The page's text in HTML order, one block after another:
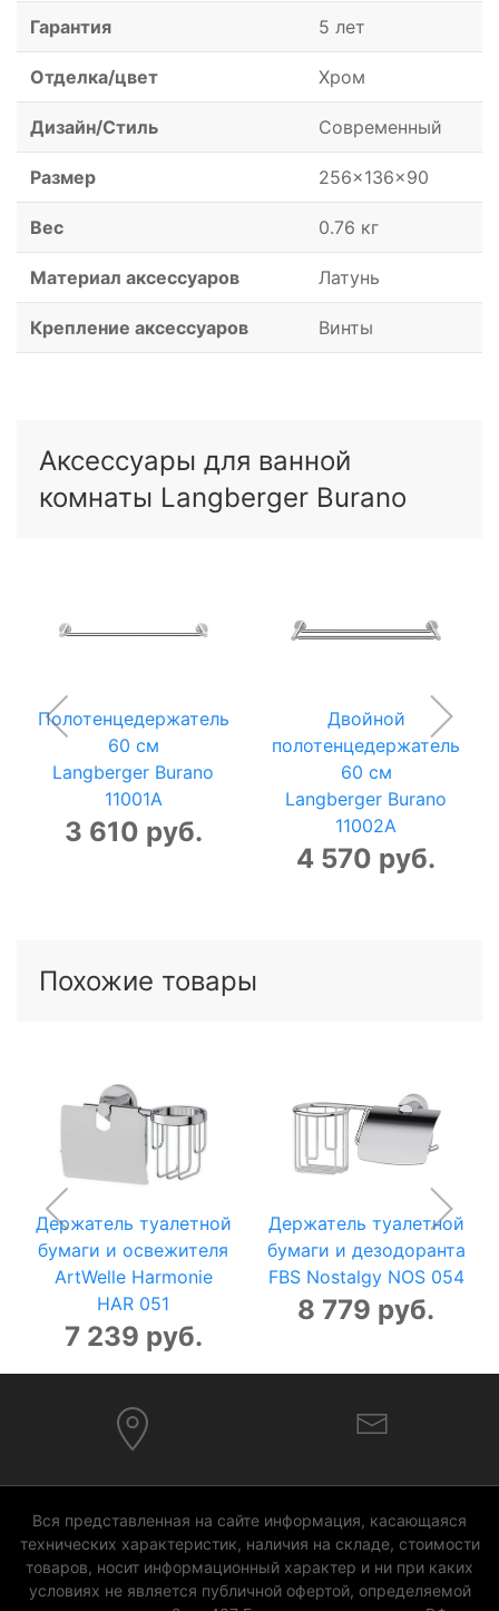
Гарантия 5 лет
Отделка/цвет Хром
Дизайн/Стиль Современный
Размер 256x136x90
Вес 0.76 кг
Материал аксессуаров Латунь
Крепление аксессуаров Винты
Аксессуары для ванной
комнаты Langberger Burano
Полотенцедержатель
60 см
Langberger Burano
11001A
3 610 руб.
Двойной
полотенцедержатель
60 см
Langberger Burano
11002A
4 570 руб.
Похожие товары
Держатель туалетной
бумаги и освежителя
ArtWelle Harmonie
HAR 051
7 239 руб.
Держатель туалетной
бумаги и дезодоранта
FBS Nostalgy NOS 054
8 779 руб.
Вся представленная на сайте информация, касающаяся
технических характеристик, наличия на складе, стоимости
товаров, носит информационный характер и ни при каких
условиях не является публичной офертой, определяемой